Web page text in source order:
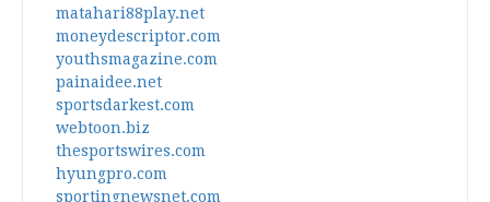
matahari88play.net
moneydescriptor.com
youthsmagazine.com
painaidee.net
sportsdarkest.com
webtoon.biz
thesportswires.com
hyungpro.com
sportingnewsnet.com